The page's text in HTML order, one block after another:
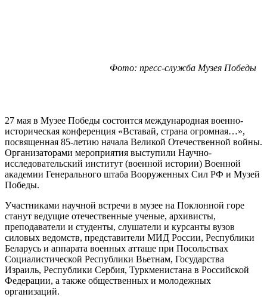
Фото: пресс-служба Музея Победы
27 мая в Музее Победы состоится международная военно-
историческая конференция «Вставай, страна огромная…»,
посвященная 85-летию начала Великой Отечественной войны.
Организаторами мероприятия выступили Научно-
исследовательский институт (военной истории) Военной
академии Генерального штаба Вооруженных Сил РФ и Музей
Победы.
Участниками научной встречи в музее на Поклонной горе
станут ведущие отечественные ученые, архивисты,
преподаватели и студенты, слушатели и курсанты вузов
силовых ведомств, представители МИД России, Республики
Беларусь и аппарата военных атташе при Посольствах
Социалистической Республики Вьетнам, Государства
Израиль, Республики Сербия, Туркменистана в Российской
Федерации, а также общественных и молодежных
организаций.